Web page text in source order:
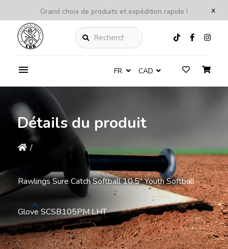
x
Grand choix de produits et expédition rapide !
Rechercher
FR CAD
Détails du produit
/
Rawlings Sure Catch Softball 10.5'' Youth Softball
Glove SCSB105PM LHT